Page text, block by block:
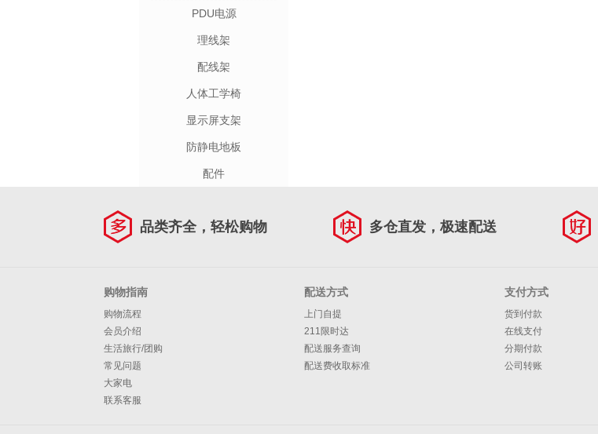
PDU电源
理线架
配线架
人体工学椅
显示屏支架
防静电地板
配件
品类齐全，轻松购物 多仓直发，极速配送
购物指南
购物流程
会员介绍
生活旅行/团购
常见问题
大家电
联系客服
配送方式
上门自提
211限时达
配送服务查询
配送费收取标准
支付方式
货到付款
在线支付
分期付款
公司转账